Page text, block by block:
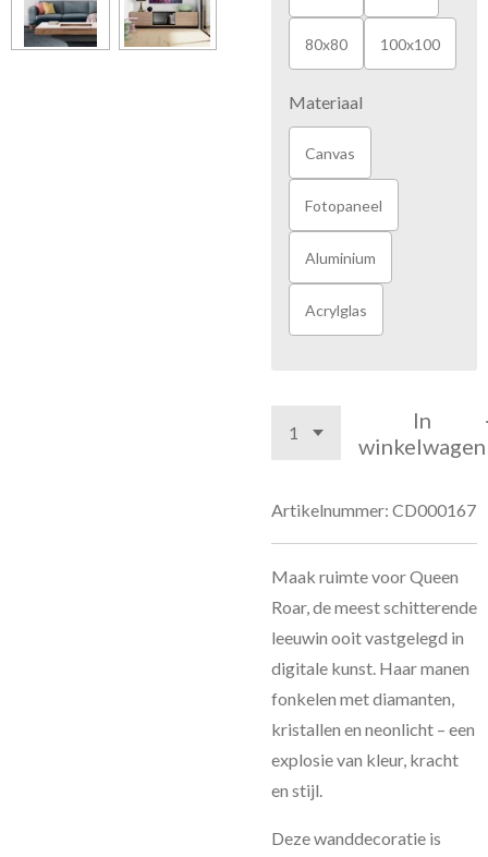
80x80 100x100
Materiaal
Canvas
Fotopaneel
Aluminium
Acrylglas
In
winkelwagen
Artikelnummer: CD000167
Maak ruimte voor Queen
Roar, de meest schitterende
leeuwin ooit vastgelegd in
digitale kunst. Haar manen
fonkelen met diamanten,
kristallen en neonlicht – een
explosie van kleur, kracht
en stijl.
Deze wanddecoratie is